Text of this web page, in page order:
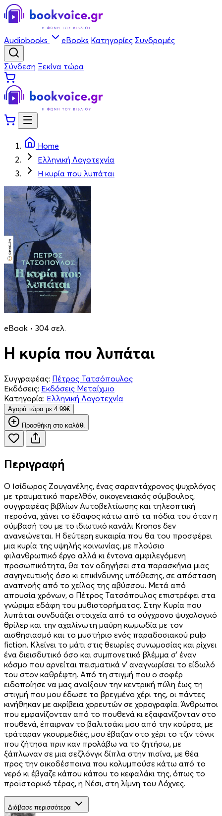
Audiobooks eBooks Κατηγορίες Συνδρομές
Σύνδεση Ξεκίνα τώρα
Home
Ελληνική Λογοτεχνία
Η κυρία που λυπάται
eBook • 304 σελ.
Η κυρία που λυπάται
Συγγραφέας: Πέτρος Τατσόπουλος
Εκδόσεις: Εκδόσεις Μεταίχμιο
Κατηγορία: Ελληνική Λογοτεχνία
Aγορά τώρα με 4.99€
Προσθήκη στο καλάθι
Περιγραφή
Ο Ισίδωρος Ζουγανέλης, ένας σαραντάχρονος ψυχολόγος
με τραυματικό παρελθόν, οικογενειακός σύμβουλος,
συγγραφέας βιβλίων Αυτοβελτίωσης και τηλεοπτική
περσόνα, χάνει το έδαφος κάτω από τα πόδια του όταν η
σύμβασή του με το ιδιωτικό κανάλι Kronos δεν
ανανεώνεται. Η δεύτερη ευκαιρία που θα του προσφέρει
μια κυρία της υψηλής κοινωνίας, με πλούσιο
φιλανθρωπικό έργο αλλά κι έντονα αμφιλεγόμενη
προσωπικότητα, θα τον οδηγήσει στα παρασκήνια μιας
σαγηνευτικής όσο κι επικίνδυνης υπόθεσης, σε απόσταση
αναπνοής από το χείλος της αβύσσου. Μετά από
απουσία χρόνων, ο Πέτρος Τατσόπουλος επιστρέφει στα
γνώριμα εδάφη του μυθιστορήματος. Στην Κυρία που
λυπάται συνδυάζει στοιχεία από το σύγχρονο ψυχολογικό
θρίλερ και την αχαλίνωτη μαύρη κωμωδία με τον
αισθησιασμό και το μυστήριο ενός παραδοσιακού pulp
fiction. Κλείνει το μάτι στις θεωρίες συνωμοσίας και ρίχνει
ένα διεισδυτικό όσο και συμπονετικό βλέμμα σ’ έναν
κόσμο που αρνείται πεισματικά ν’ αναγνωρίσει το είδωλό
του στον καθρέφτη. Από τη στιγμή που ο σοφέρ
ειδοποίησε να μας ανοίξουν την κεντρική πύλη έως τη
στιγμή που μου έδωσε το βρεγμένο χέρι της, οι πάντες
κινήθηκαν με ακρίβεια χορευτών σε χορογραφία. Άνθρωποι
που εμφανίζονταν από το πουθενά κι εξαφανίζονταν στο
πουθενά, έπαιρναν το βαλιτσάκι μου από την κούρσα, με
τράταραν γκουρμεδιές, μου έβαζαν στο χέρι το τζιν τόνικ
που ζήτησα πριν καν προλάβω να το ζητήσω, με
ξάπλωναν σε μια σεζλόνγκ δίπλα στην πισίνα, με θέα
προς την οικοδέσποινα που κολυμπούσε κάτω από το
νερό κι έβγαζε κάπου κάπου το κεφαλάκι της, όπως το
προϊστορικό τέρας, η Νέσι, στη λίμνη του Λόχνες.
Διάβασε περισσότερα